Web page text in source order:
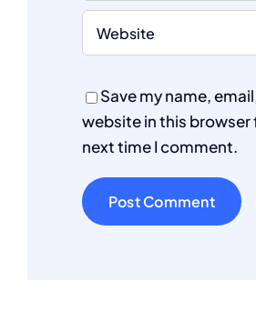
Save my name,
website in this browser
next time I comment.